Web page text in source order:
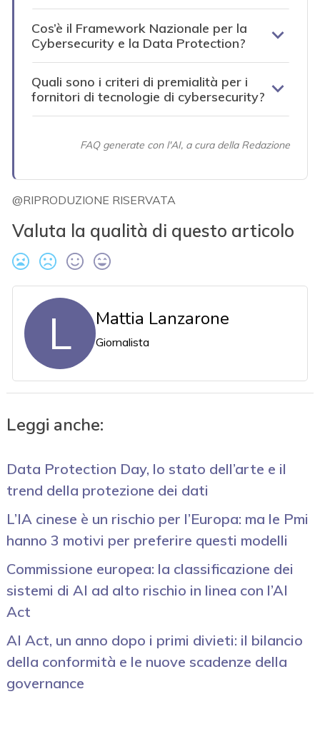
Cos’è il Framework Nazionale per la
Cybersecurity e la Data Protection?
Quali sono i criteri di premialità per i
fornitori di tecnologie di cybersecurity?
FAQ generate con l'AI, a cura della Redazione
@RIPRODUZIONE RISERVATA
Valuta la qualità di questo articolo
L Mattia Lanzarone
Giornalista
Leggi anche:
Data Protection Day, lo stato dell’arte e il
trend della protezione dei dati
L’IA cinese è un rischio per l’Europa: ma le Pmi
hanno 3 motivi per preferire questi modelli
Commissione europea: la classificazione dei
sistemi di AI ad alto rischio in linea con l’AI
Act
AI Act, un anno dopo i primi divieti: il bilancio
della conformità e le nuove scadenze della
governance